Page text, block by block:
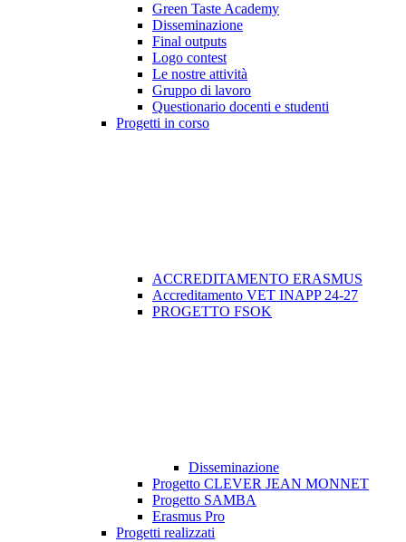
Green Taste Academy
Disseminazione
Final outputs
Logo contest
Le nostre attività
Gruppo di lavoro
Questionario docenti e studenti
Progetti in corso
ACCREDITAMENTO ERASMUS
Accreditamento VET INAPP 24-27
PROGETTO FSOK
Disseminazione
Progetto CLEVER JEAN MONNET
Progetto SAMBA
Erasmus Pro
Progetti realizzati